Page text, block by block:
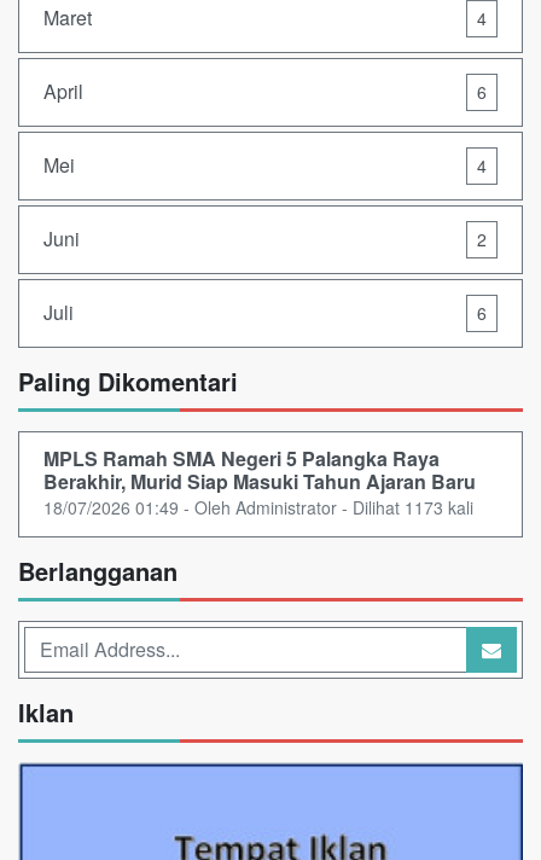
Maret 4
April 6
Mei 4
Juni 2
Juli 6
Paling Dikomentari
MPLS Ramah SMA Negeri 5 Palangka Raya
Berakhir, Murid Siap Masuki Tahun Ajaran Baru
18/07/2026 01:49 - Oleh Administrator - Dilihat 1173 kali
Berlangganan
Iklan